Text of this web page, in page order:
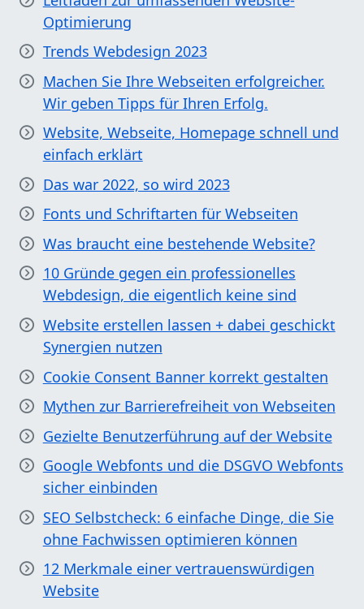
Optimierung
Trends Webdesign 2023
Machen Sie Ihre Webseiten erfolgreicher.
Wir geben Tipps für Ihren Erfolg.
Website, Webseite, Homepage schnell und
einfach erklärt
Das war 2022, so wird 2023
Fonts und Schriftarten für Webseiten
Was braucht eine bestehende Website?
10 Gründe gegen ein professionelles
Webdesign, die eigentlich keine sind
Website erstellen lassen + dabei geschickt
Synergien nutzen
Cookie Consent Banner korrekt gestalten
Mythen zur Barrierefreiheit von Webseiten
Gezielte Benutzerführung auf der Website
Google Webfonts und die DSGVO Webfonts
sicher einbinden
SEO Selbstcheck: 6 einfache Dinge, die Sie
ohne Fachwissen optimieren können
12 Merkmale einer vertrauenswürdigen
Website